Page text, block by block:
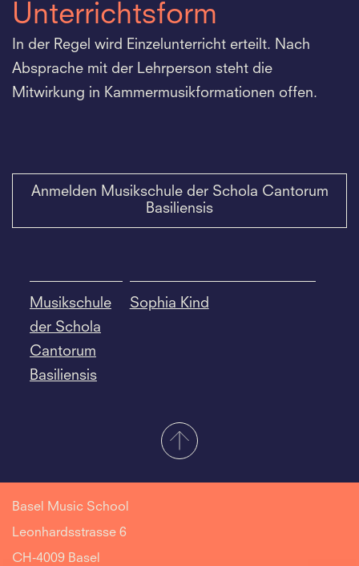
Unterrichtsform
In der Regel wird Einzelunterricht erteilt. Nach
Absprache mit der Lehrperson steht die
Mitwirkung in Kammermusikformationen offen.
Anmelden Musikschule der Schola Cantorum
Basiliensis
Musikschule
der Schola
Cantorum
Basiliensis
Sophia Kind
Basel Music School
Leonhardsstrasse 6
CH-4009 Basel